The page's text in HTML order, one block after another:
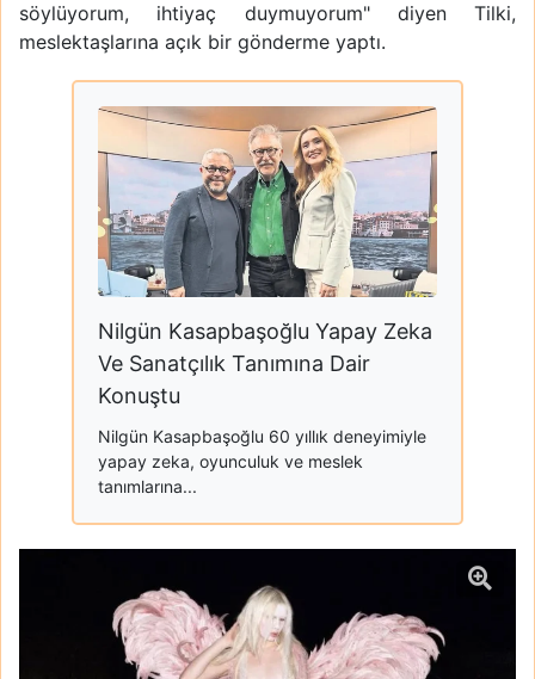
söylüyorum, ihtiyaç duymuyorum" diyen Tilki,
meslektaşlarına açık bir gönderme yaptı.
Nilgün Kasapbaşoğlu Yapay Zeka
Ve Sanatçılık Tanımına Dair
Konuştu
Nilgün Kasapbaşoğlu 60 yıllık deneyimiyle
yapay zeka, oyunculuk ve meslek
tanımlarına...